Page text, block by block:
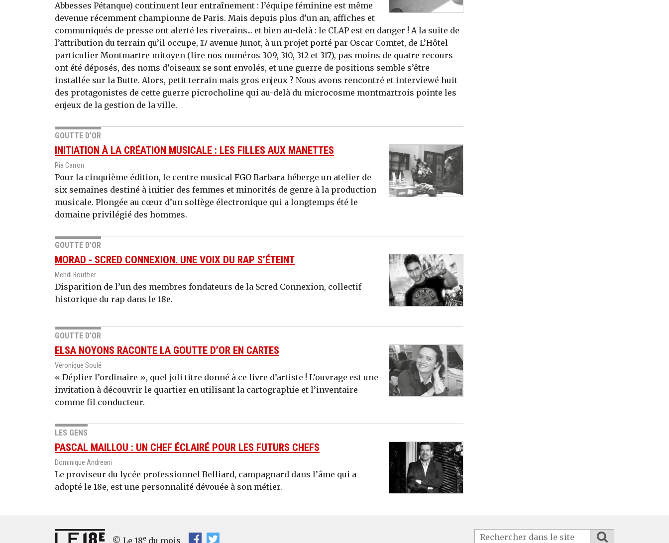
Abbesses Pétanque) continuent leur entraînement : l’équipe féminine est même
devenue récemment championne de Paris. Mais depuis plus d’un an, affiches et
communiqués de presse ont alerté les riverains... et bien au-delà : le CLAP est en danger ! A la suite de
l’attribution du terrain qu’il occupe, 17 avenue Junot, à un projet porté par Oscar Comtet, de L’Hôtel
particulier Montmartre mitoyen (lire nos numéros 309, 310, 312 et 317), pas moins de quatre recours
ont été déposés, des noms d’oiseaux se sont envolés, et une guerre de positions semble s’être
installée sur la Butte. Alors, petit terrain mais gros enjeux ? Nous avons rencontré et interviewé huit
des protagonistes de cette guerre picrocholine qui au-delà du microcosme montmartrois pointe les
enjeux de la gestion de la ville.
GOUTTE D’OR
INITIATION À LA CRÉATION MUSICALE : LES FILLES AUX MANETTES
Pia Carron
Pour la cinquième édition, le centre musical FGO Barbara héberge un atelier de
six semaines destiné à initier des femmes et minorités de genre à la production
musicale. Plongée au cœur d’un solfège électronique qui a longtemps été le
domaine privilégié des hommes.
GOUTTE D’OR
MORAD - SCRED CONNEXION. UNE VOIX DU RAP S’ÉTEINT
Mehdi Bouttier
Disparition de l’un des membres fondateurs de la Scred Connexion, collectif
historique du rap dans le 18e.
GOUTTE D’OR
ELSA NOYONS RACONTE LA GOUTTE D’OR EN CARTES
Véronique Soulé
« Déplier l’ordinaire », quel joli titre donné à ce livre d’artiste ! L’ouvrage est une
invitation à découvrir le quartier en utilisant la cartographie et l’inventaire
comme fil conducteur.
LES GENS
PASCAL MAILLOU : UN CHEF ÉCLAIRÉ POUR LES FUTURS CHEFS
Dominique Andreani
Le proviseur du lycée professionnel Belliard, campagnard dans l’âme qui a
adopté le 18e, est une personnalité dévouée à son métier.
© Le 18e du mois